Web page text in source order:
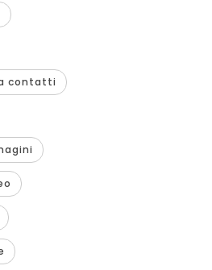
contatti